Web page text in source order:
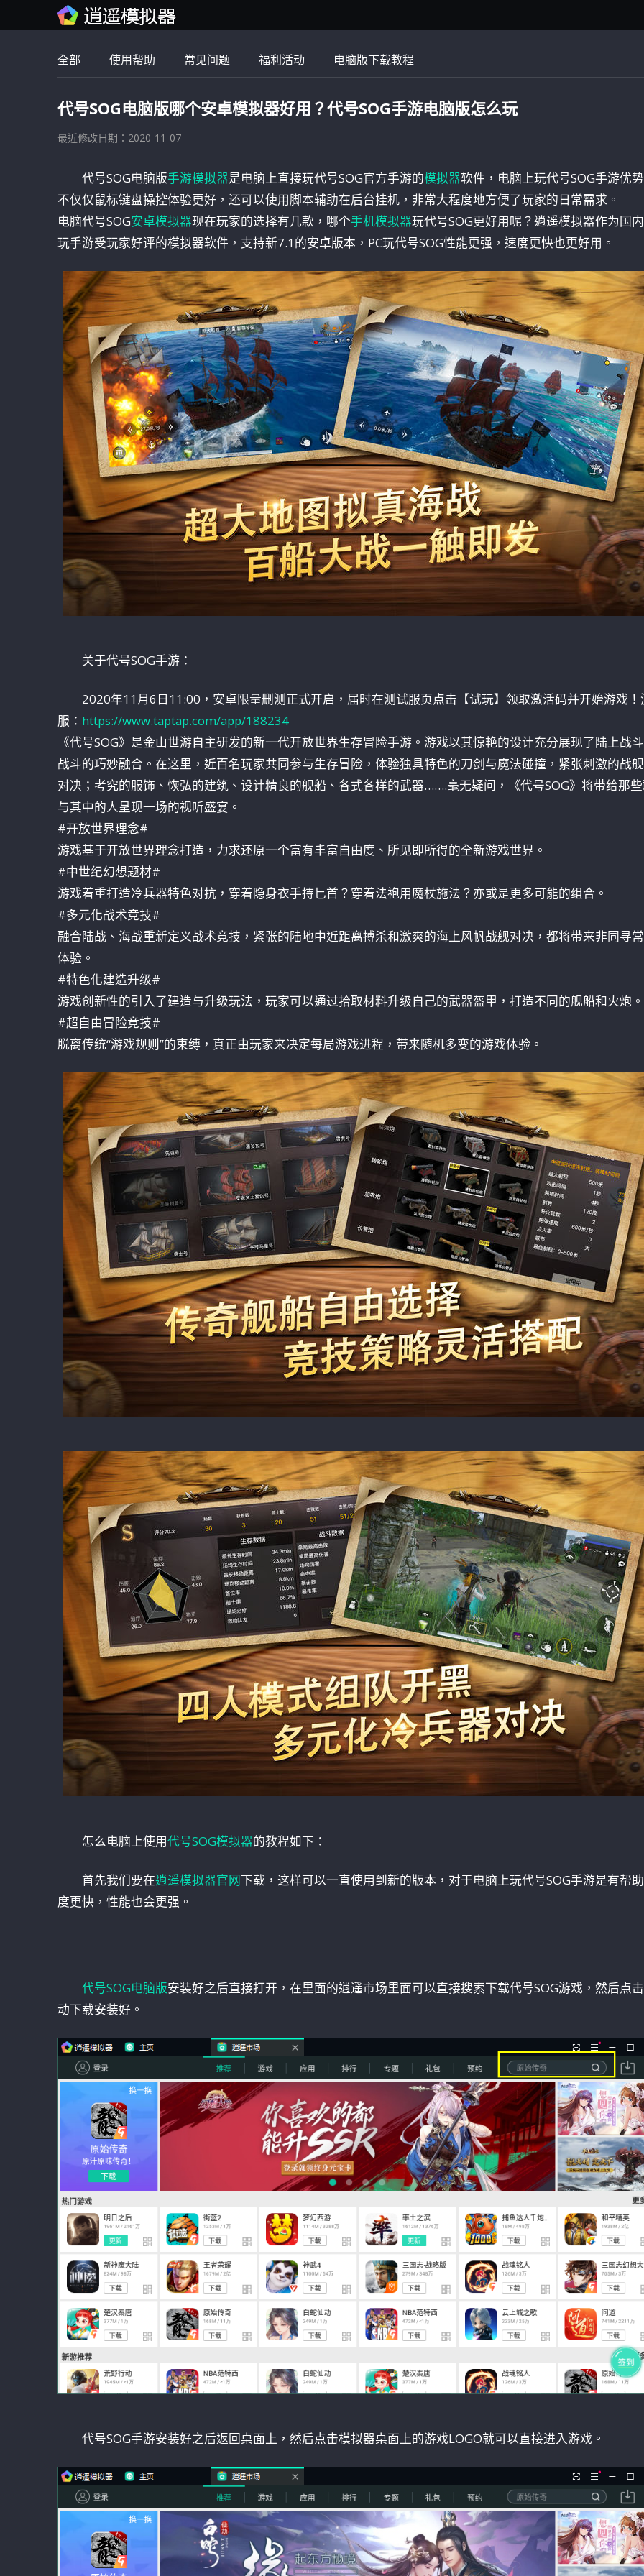
全部 使用帮助 常见问题 福利活动 电脑版下载教程
代号SOG电脑版哪个安卓模拟器好用？代号SOG手游电脑版怎么玩
最近修改日期：2020-11-07
代号SOG电脑版手游模拟器是电脑上直接玩代号SOG官方手游的模拟器软件，电脑上玩代号SOG手游优
不仅仅鼠标键盘操控体验更好，还可以使用脚本辅助在后台挂机，非常大程度地方便了玩家的日常需求。
电脑代号SOG安卓模拟器现在玩家的选择有几款，哪个手机模拟器玩代号SOG更好用呢？逍遥模拟器作为国
玩手游受玩家好评的模拟器软件，支持新7.1的安卓版本，PC玩代号SOG性能更强，速度更快也更好用。
关于代号SOG手游：
2020年11月6日11:00，安卓限量删测正式开启，届时在测试服页点击【试玩】领取激活码并开始游戏！
服： https://www.taptap.com/app/188234
《代号SOG》是金山世游自主研发的新一代开放世界生存冒险手游。游戏以其惊艳的设计充分展现了陆上战
战斗的巧妙融合。在这里，近百名玩家共同参与生存冒险，体验独具特色的刀剑与魔法碰撞，紧张刺激的战
对决；考究的服饰、恢弘的建筑、设计精良的舰船、各式各样的武器…….毫无疑问，《代号SOG》将带给那
与其中的人呈现一场的视听盛宴。
#开放世界理念#
游戏基于开放世界理念打造，力求还原一个富有丰富自由度、所见即所得的全新游戏世界。
#中世纪幻想题材#
游戏着重打造冷兵器特色对抗，穿着隐身衣手持匕首？穿着法袍用魔杖施法？亦或是更多可能的组合。
#多元化战术竞技#
融合陆战、海战重新定义战术竞技，紧张的陆地中近距离搏杀和激爽的海上风帆战舰对决，都将带来非同寻
体验。
#特色化建造升级#
游戏创新性的引入了建造与升级玩法，玩家可以通过拾取材料升级自己的武器盔甲，打造不同的舰船和火炮。
#超自由冒险竞技#
脱离传统“游戏规则”的束缚，真正由玩家来决定每局游戏进程，带来随机多变的游戏体验。
怎么电脑上使用代号SOG模拟器的教程如下：
首先我们要在逍遥模拟器官网下载，这样可以一直使用到新的版本，对于电脑上玩代号SOG手游是有帮
度更快，性能也会更强。
代号SOG电脑版安装好之后直接打开，在里面的逍遥市场里面可以直接搜索下载代号SOG游戏，然后点
动下载安装好。
代号SOG手游安装好之后返回桌面上，然后点击模拟器桌面上的游戏LOGO就可以直接进入游戏。